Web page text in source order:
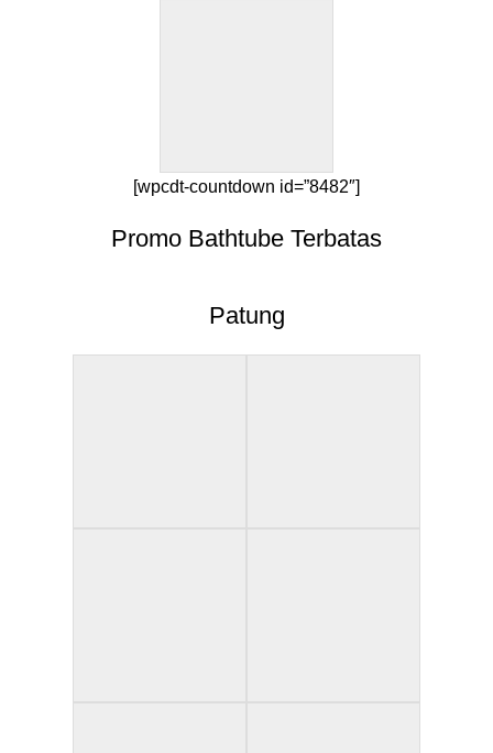
[wpcdt-countdown id=”8482″]
Promo Bathtube Terbatas
Patung